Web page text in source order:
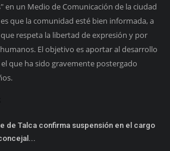
en un Medio de Comunicación de la ciudad
que la comunidad esté bien informada, a
respeta la libertad de expresión y por
El objetivo es aportar al desarrollo
que ha sido gravemente postergado
de Talca confirma suspensión en el cargo